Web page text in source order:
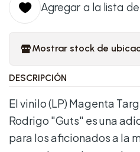
Agregar a la lista
Mostrar stock de
DESCRIPCIÓN
El vinilo (LP) Magenta
Rodrigo "Guts" es una
para los aficionados a la